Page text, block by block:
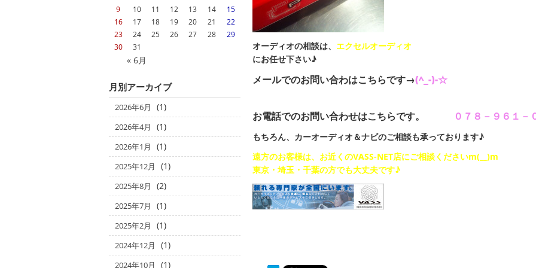
オーディオの相談は、 エクセルオーディオ
にお任せ下さい♪
メールでのお問い合わはこちらです→(^_-)-☆
お電話でのお問い合わせはこちらです。 ０７８－９６１－
もちろん、カーオーディオ＆ナビのご相談も承っております♪
遠方のお客様は、お近くのVASS-NET店にご相談くださいm(__)m
東京・埼玉・千葉の方でも大丈夫です♪
« 6月
9
10 11 12 13 14
15
16
17 18 19 20 21
22
23
24 25 26 27 28
29
30
31
月別アーカイブ
2026年6月 (1)
2026年4月 (1)
2026年1月 (1)
2025年12月 (1)
2025年8月 (2)
2025年7月 (1)
2025年2月 (1)
2024年12月 (1)
2024年10月 (1)